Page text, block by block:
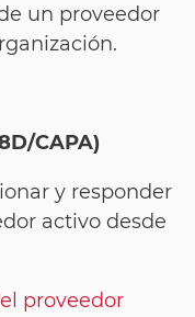
un proveedor
CAPA)
y responder
activo desde
proveedor